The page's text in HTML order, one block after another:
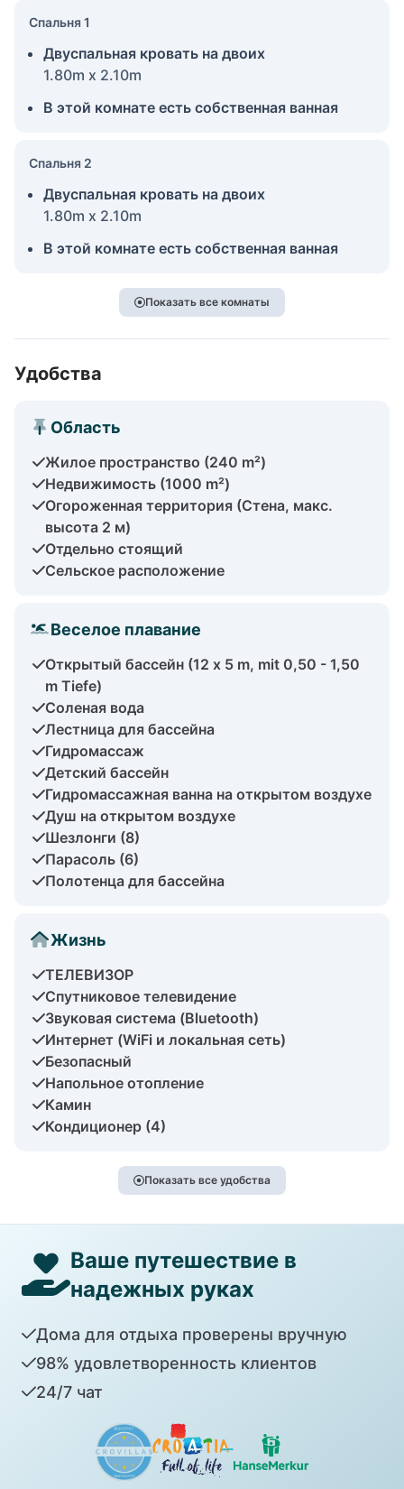
Спальня 1
Двуспальная кровать на двоих
1.80m x 2.10m
В этой комнате есть собственная ванная
Спальня 2
Двуспальная кровать на двоих
1.80m x 2.10m
В этой комнате есть собственная ванная
Показать все комнаты
Удобства
Область
Жилое пространство (240 m²)
Недвижимость (1000 m²)
Огороженная территория (Стена, макс.
высота 2 м)
Отдельно стоящий
Сельское расположение
Веселое плавание
Открытый бассейн (12 x 5 m, mit 0,50 - 1,50
m Tiefe)
Соленая вода
Лестница для бассейна
Гидромассаж
Детский бассейн
Гидромассажная ванна на открытом воздухе
Душ на открытом воздухе
Шезлонги (8)
Парасоль (6)
Полотенца для бассейна
Жизнь
ТЕЛЕВИЗОР
Спутниковое телевидение
Звуковая система (Bluetooth)
Интернет (WiFi и локальная сеть)
Безопасный
Напольное отопление
Камин
Кондиционер (4)
Показать все удобства
Ваше путешествие в
надежных руках
Дома для отдыха проверены вручную
98% удовлетворенность клиентов
24/7 чат